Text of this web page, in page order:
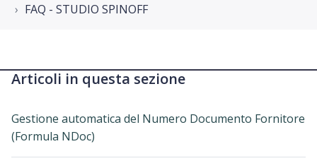
FAQ - STUDIO SPINOFF
Articoli in questa sezione
Gestione automatica del Numero Documento Fornitore
(Formula NDoc)